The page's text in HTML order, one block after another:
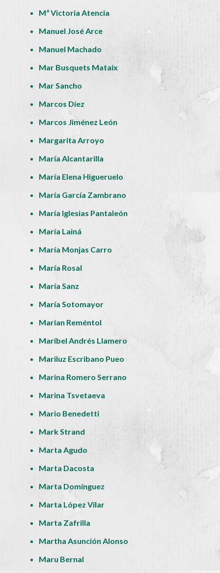
Mª Victoria Atencia
Manuel José Arce
Manuel Machado
Mar Busquets Mataix
Mar Sancho
Marcos Díez
Marcos Jiménez León
Margarita Arroyo
María Alcantarilla
María Elena Higueruelo
María García Zambrano
María Iglesias Pantaleón
María Lainá
María Monjas Carro
María Rosal
María Sanz
María Sotomayor
Marian Reméntol
Maribel Andrés Llamero
Mariluz Escribano Pueo
Marina Romero Serrano
Marina Tsvetaeva
Mario Benedetti
Mark Strand
Marta Agudo
Marta Dacosta
Marta Domínguez
Marta López Vilar
Marta Zafrilla
Martha Asunción Alonso
Maru Bernal